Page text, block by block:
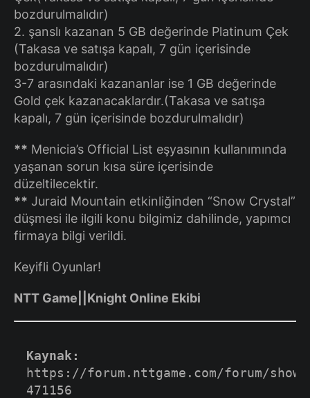
bozdurulmalıdır)
2. şanslı kazanan 5 GB değerinde Platinum Çek
(Takasa ve satışa kapalı, 7 gün içerisinde
bozdurulmalıdır)
3-7 arasındaki kazananlar ise 1 GB değerinde
Gold çek kazanacaklardır.(Takasa ve satışa
kapalı, 7 gün içerisinde bozdurulmalıdır)
** Menicia’s Official List eşyasının kullanımında
yaşanan sorun kısa süre içerisinde
düzeltilecektir.
** Juraid Mountain etkinliğinden “Snow Crystal”
düşmesi ile ilgili konu bilgimiz dahilinde, yapımcı
firmaya bilgi verildi.
Keyifli Oyunlar!
NTT Game||Knight Online Ekibi
Kaynak:
https://forum.nttgame.com/forum/
471156